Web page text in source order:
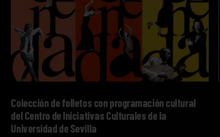
Colección de folletos con programación cultural
del Centro de Iniciativas Culturales de la
Universidad de Sevilla